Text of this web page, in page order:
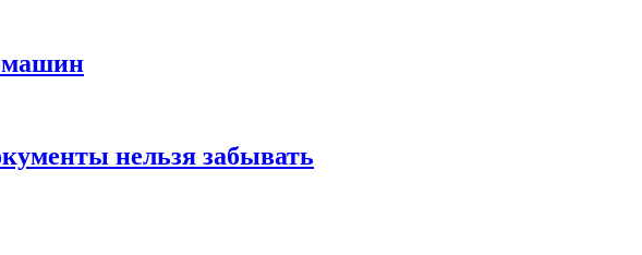
машин
нельзя забывать